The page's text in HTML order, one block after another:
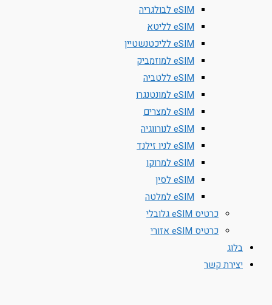
eSIM לבולגריה
eSIM לליטא
eSIM לליכטנשטיין
eSIM למוזמביק
eSIM ללטביה
eSIM למונטנגרו
eSIM למצרים
eSIM לנורווגיה
eSIM לניו זילנד
eSIM למרוקו
eSIM לסין
eSIM למלטה
כרטיס eSIM גלובלי
כרטיס eSIM אזורי
בלוג
יצירת קשר